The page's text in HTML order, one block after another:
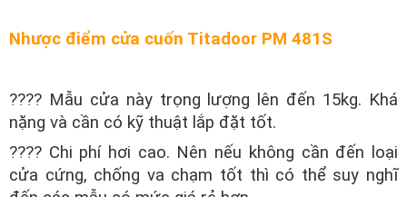
Nhược điểm cửa cuốn Titadoor PM 481S
???? Mẫu cửa này trọng lượng lên đến 15kg. Khá
nặng và cần có kỹ thuật lắp đặt tốt.
???? Chi phí hơi cao. Nên nếu không cần đến loại
cửa cứng, chống va chạm tốt thì có thể suy nghĩ